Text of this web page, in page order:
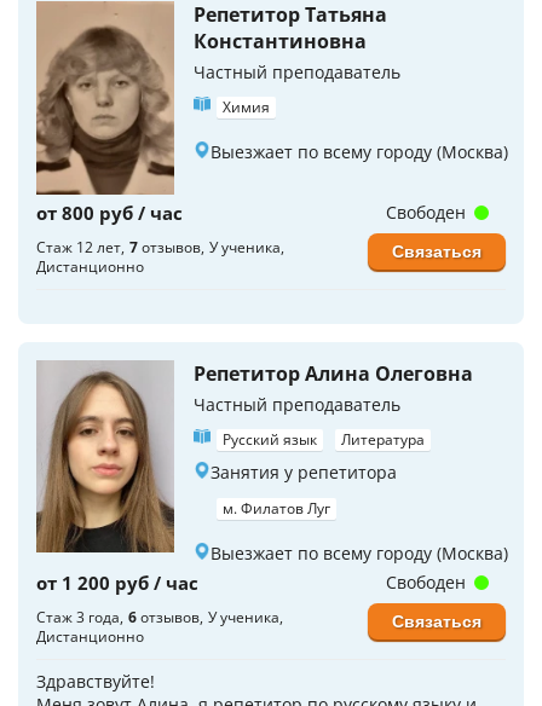
Репетитор Татьяна
Константиновна
Частный преподаватель
Химия
Выезжает по всему городу (Москва)
от 800 руб / час
Стаж 12 лет 7отзывов У ученика
Дистанционно
Свободен
Связаться
Репетитор Алина Олеговна
Частный преподаватель
Русский язык Литература
Занятия у репетитора
м. Филатов Луг
Выезжает по всему городу (Москва)
от 1 200 руб / час
Стаж 3 года 6отзывов У ученика
Дистанционно
Здравствуйте!
Свободен
Связаться